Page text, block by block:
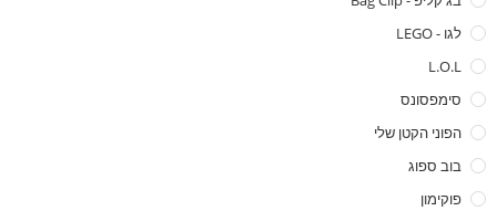
לגו - LEGO
L.O.L
סימפסונס
הפוני הקטן שלי
בוב ספוג
פוקימון